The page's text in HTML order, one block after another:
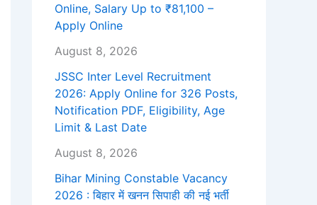
Online, Salary Up to ₹81,100 –
Apply Online
August 8, 2026
JSSC Inter Level Recruitment
2026: Apply Online for 326 Posts,
Notification PDF, Eligibility, Age
Limit & Last Date
August 8, 2026
Bihar Mining Constable Vacancy
2026 : बिहार में खनन सिपाही की नई भर्ती